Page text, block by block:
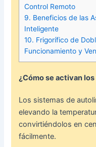
Control Remoto
9. Beneficios de las
Inteligente
10. Frigorífico de
Funcionamiento y
¿Cómo se activan
Los sistemas de
elevando la
convirtiéndolos en
fácilmente.